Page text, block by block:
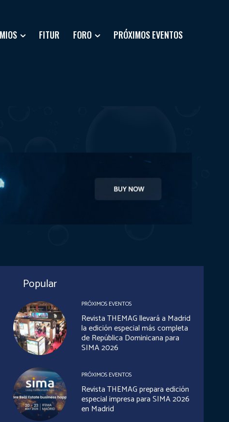
FITUR FORO PRÓXIMOS EVENTOS
Popular
PRÓXIMOS EVENTOS
Revista THEMAG llevará a Madrid
la edición especial más completa
de República Dominicana para
SIMA 2026
PRÓXIMOS EVENTOS
Revista THEMAG prepara edición
especial impresa para SIMA 2026
en Madrid